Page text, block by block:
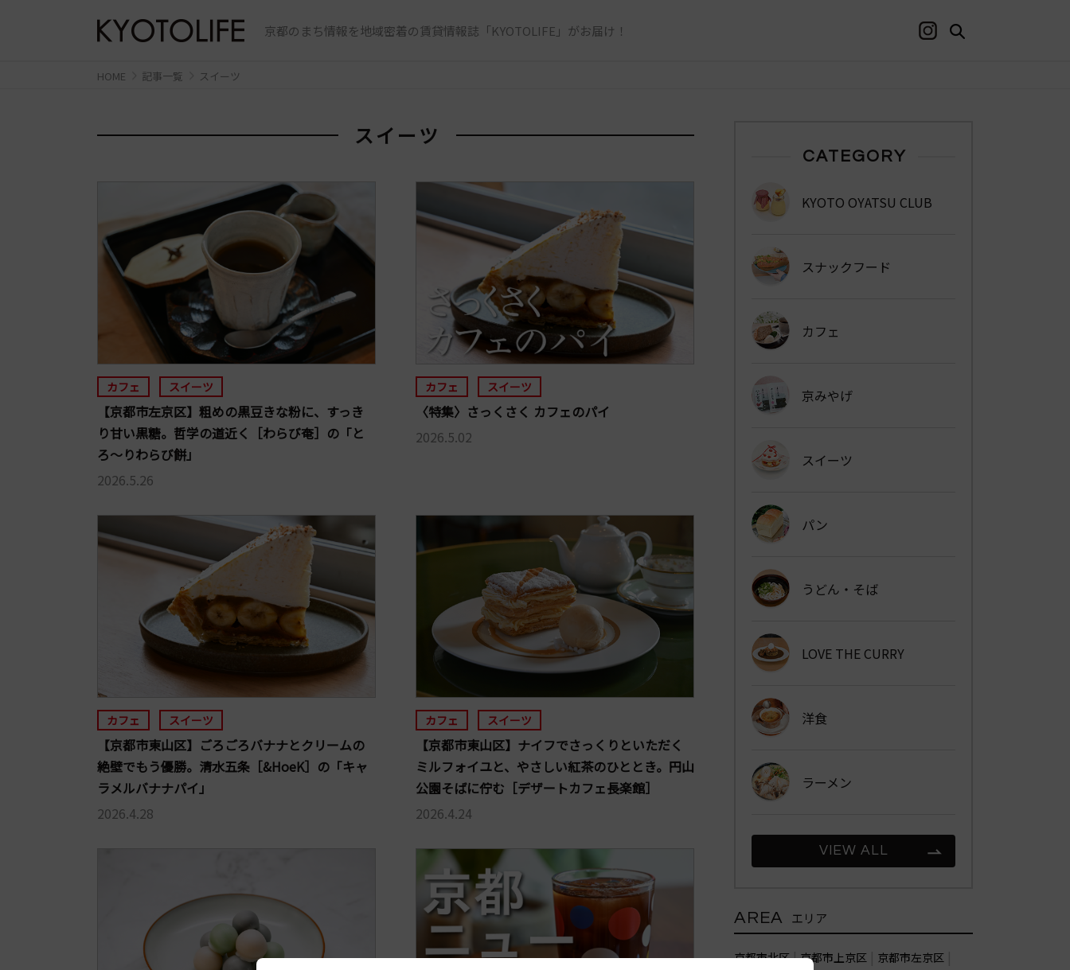
京都のまち情報を地域密着の賃貸情報誌「KYOTOLIFE」がお届け！
HOME 記事一覧 スイーツ
スイーツ
カフェ スイーツ
【京都市左京区】粗めの黒豆きな粉に、すっき
り甘い黒糖。哲学の道近く［わらび奄］の「と
ろ～りわらび餅」
2026.5.26
カフェ スイーツ
〈特集〉さっくさく カフェのパイ
2026.5.02
カフェ スイーツ
【京都市東山区】ごろごろバナナとクリームの
絶壁でもう優勝。清水五条［&HoeK］の「キャ
ラメルバナナパイ」
2026.4.28
カフェ スイーツ
【京都市東山区】ナイフでさっくりといただく
ミルフォイユと、やさしい紅茶のひととき。円山
公園そばに佇む［デザートカフェ長楽館］
2026.4.24
CATEGORY
KYOTO OYATSU CLUB
スナックフード
カフェ
京みやげ
スイーツ
パン
うどん・そば
LOVE THE CURRY
洋食
ラーメン
VIEW ALL
AREA エリア
京都市北区 京都市上京区
京都市左京区